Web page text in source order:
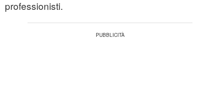
professionisti.